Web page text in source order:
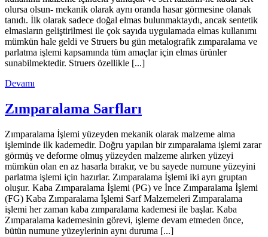
olursa olsun- mekanik olarak aynı oranda hasar görmesine olanak
tanıdı. İlk olarak sadece doğal elmas bulunmaktaydı, ancak sentetik
elmasların geliştirilmesi ile çok sayıda uygulamada elmas kullanımı
mümkün hale geldi ve Struers bu gün metalografik zımparalama ve
parlatma işlemi kapsamında tüm amaçlar için elmas ürünler
sunabilmektedir. Struers özellikle [...]
Devamı
Zımparalama Sarfları
Zımparalama İşlemi yüzeyden mekanik olarak malzeme alma
işleminde ilk kademedir. Doğru yapılan bir zımparalama işlemi zarar
görmüş ve deforme olmuş yüzeyden malzeme alırken yüzeyi
mümkün olan en az hasarla bırakır, ve bu sayede numune yüzeyini
parlatma işlemi için hazırlar. Zımparalama İşlemi iki ayrı gruptan
oluşur. Kaba Zımparalama İşlemi (PG) ve İnce Zımparalama İşlemi
(FG) Kaba Zımparalama İşlemi Sarf Malzemeleri Zımparalama
işlemi her zaman kaba zımparalama kademesi ile başlar. Kaba
Zımparalama kademesinin görevi, işleme devam etmeden önce,
bütün numune yüzeylerinin aynı duruma [...]